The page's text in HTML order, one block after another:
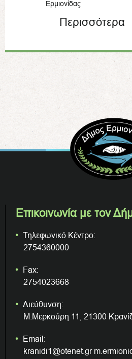
Ερμιονίδας
Περισσότερα
Επικοινωνία με τον
Τηλεφωνικό Κέντρο:
2754360000
Fax:
2754023668
Διεύθυνση:
Μ.Μερκούρη 11, 21300
Email:
kranidi1@otenet.gr